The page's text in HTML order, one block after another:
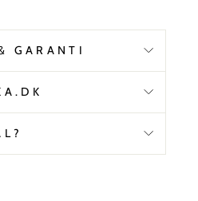
GARANTI